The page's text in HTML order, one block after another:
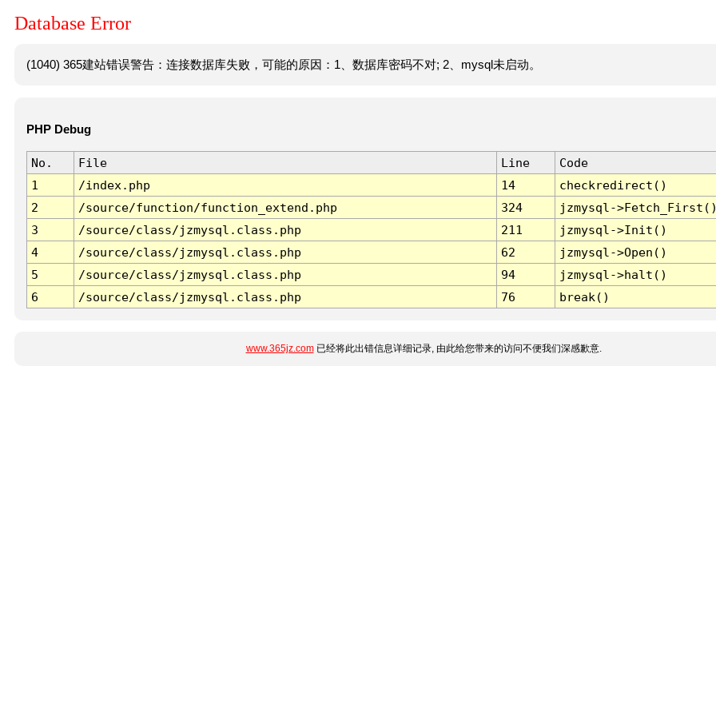
Database Error
(1040) 365建站错误警告：连接数据库失败，可能的原因：1、数据库密码不对; 2、mysql未启动。
PHP Debug
No. File Line
Code
1
/index.php 14
checkredirect()
2
/source/function/function_extend.php 324
jzmysql-
3
/source/class/jzmysql.class.php 211
jzmysql->Init()
4
/source/class/jzmysql.class.php 62
jzmysql->Open()
5
/source/class/jzmysql.class.php 94
jzmysql->halt()
6
/source/class/jzmysql.class.php 76 break()
www.365jz.com已经将此出错信息详细记录, 由此给您带来的访问不便我们深感歉意.